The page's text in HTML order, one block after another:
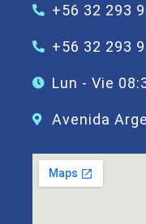
+56 32 293
+56 32 293
Lun - Vie
Avenida